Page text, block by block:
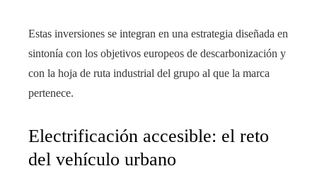
Estas inversiones se integran en una estrategia diseñada en
sintonía con los objetivos europeos de descarbonización y
con la hoja de ruta industrial del grupo al que la marca
pertenece.
Electrificación accesible: el reto
del vehículo urbano